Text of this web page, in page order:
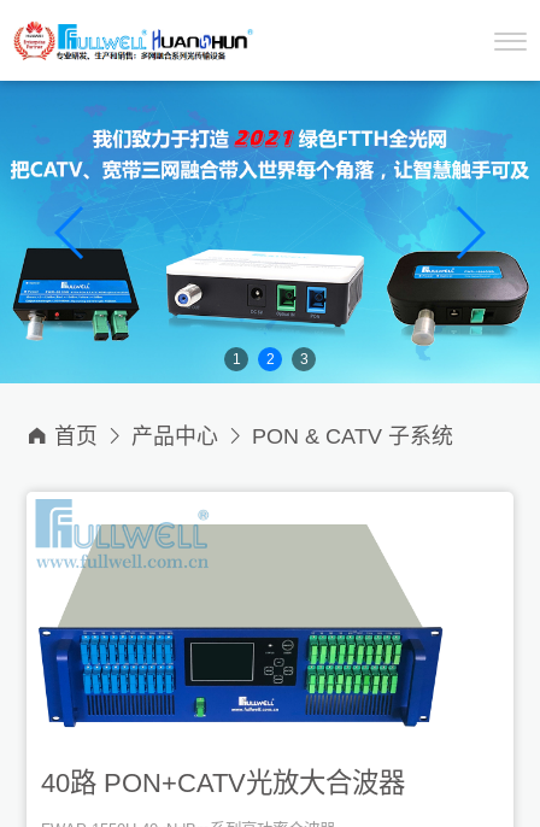
1 2 3
 首页  产品中心  PON & CATV 子系统
40路 PON+CATV光放大合波器